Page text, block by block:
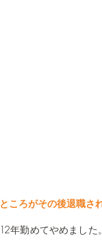
ところがその後退職さ
12年勤めてやめました